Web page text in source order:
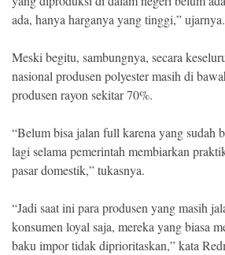
ada, hanya harganya yang tinggi,” ujarnya.
Meski begitu, sambungnya, secara
nasional produsen polyester masih di
produsen rayon sekitar 70%.
“Belum bisa jalan full karena yang sudah
lagi selama pemerintah membiarkan
pasar domestik,” tukasnya.
“Jadi saat ini para produsen yang masih
konsumen loyal saja, mereka yang biasa
baku impor tidak diprioritaskan,” kata